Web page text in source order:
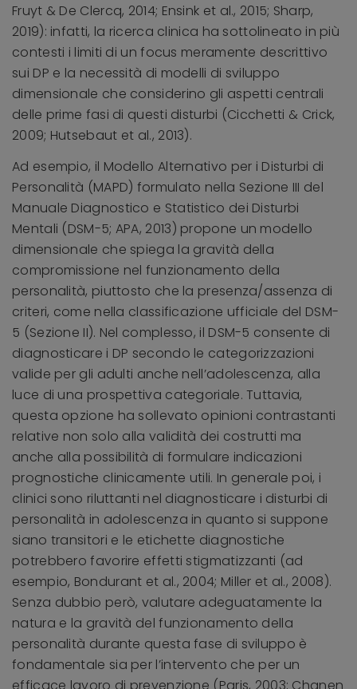
Fruyt & De Clercq, 2014; Ensink et al., 2015; Sharp,
2019): infatti, la ricerca clinica ha sottolineato in più
contesti i limiti di un focus meramente descrittivo
sui DP e la necessità di modelli di sviluppo
dimensionale che considerino gli aspetti centrali
delle prime fasi di questi disturbi (Cicchetti & Crick,
2009; Hutsebaut et al., 2013).
Ad esempio, il Modello Alternativo per i Disturbi di
Personalità (MAPD) formulato nella Sezione III del
Manuale Diagnostico e Statistico dei Disturbi
Mentali (DSM-5; APA, 2013) propone un modello
dimensionale che spiega la gravità della
compromissione nel funzionamento della
personalità, piuttosto che la presenza/assenza di
criteri, come nella classificazione ufficiale del DSM-
5 (Sezione II). Nel complesso, il DSM-5 consente di
diagnosticare i DP secondo le categorizzazioni
valide per gli adulti anche nell’adolescenza, alla
luce di una prospettiva categoriale. Tuttavia,
questa opzione ha sollevato opinioni contrastanti
relative non solo alla validità dei costrutti ma
anche alla possibilità di formulare indicazioni
prognostiche clinicamente utili. In generale poi, i
clinici sono riluttanti nel diagnosticare i disturbi di
personalità in adolescenza in quanto si suppone
siano transitori e le etichette diagnostiche
potrebbero favorire effetti stigmatizzanti (ad
esempio, Bondurant et al., 2004; Miller et al., 2008).
Senza dubbio però, valutare adeguatamente la
natura e la gravità del funzionamento della
personalità durante questa fase di sviluppo è
fondamentale sia per l’intervento che per un
efficace lavoro di prevenzione (Paris, 2003; Chanen